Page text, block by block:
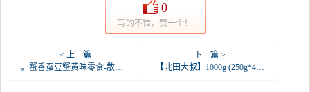
0
写的不错，赞一个！
< 上一篇
。蟹香蚕豆蟹黄味零食-散休闲特产坚果炒货小吃豆瓣怪-胡豆(品上乐源旗舰店仅售32.75元)
下一篇 >
【北田大叔】1000g (250g*4包)蚕豆兰花-胡豆(品上乐源旗舰店仅售9.01元)